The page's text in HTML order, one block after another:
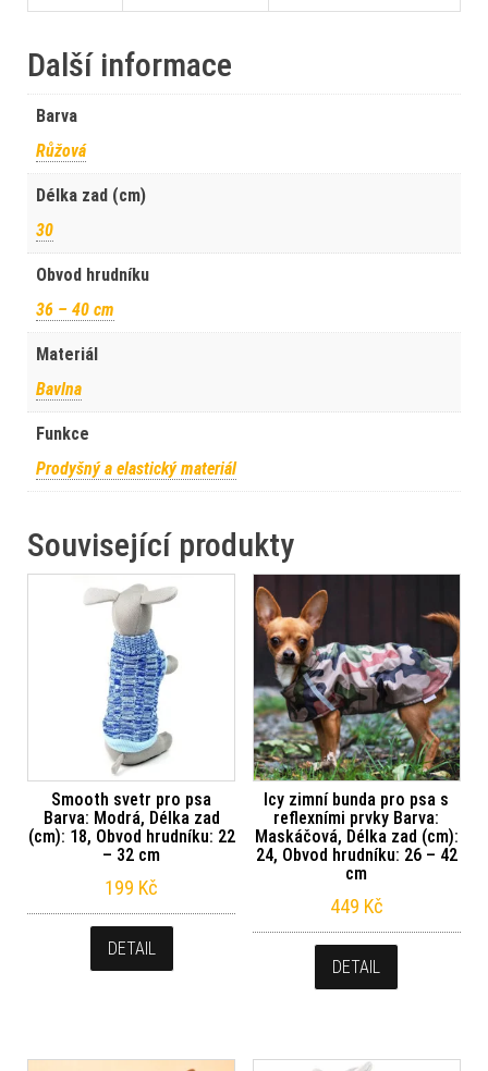
Další informace
Barva
Růžová
Délka zad (cm)
30
Obvod hrudníku
36 – 40 cm
Materiál
Bavlna
Funkce
Prodyšný a elastický materiál
Související produkty
Smooth svetr pro psa
Barva: Modrá, Délka zad
(cm): 18, Obvod hrudníku: 22
– 32 cm
199 Kč
DETAIL
Icy zimní bunda pro psa s
reflexními prvky Barva:
Maskáčová, Délka zad (cm):
24, Obvod hrudníku: 26 – 42
cm
449 Kč
DETAIL